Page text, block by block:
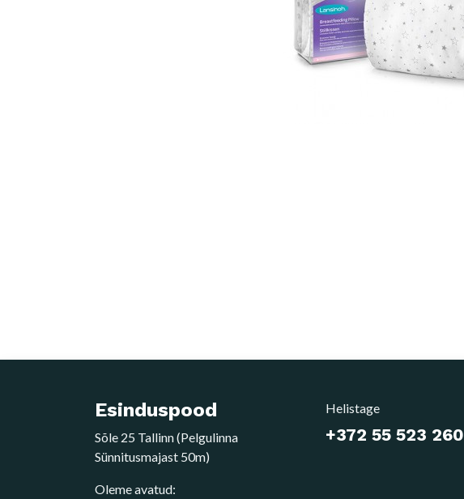
Esinduspood
Sõle 25 Tallinn (Pelgulinna
Sünnitusmajast 50m)
Oleme avatud:
Helistage
+372 55 523 260